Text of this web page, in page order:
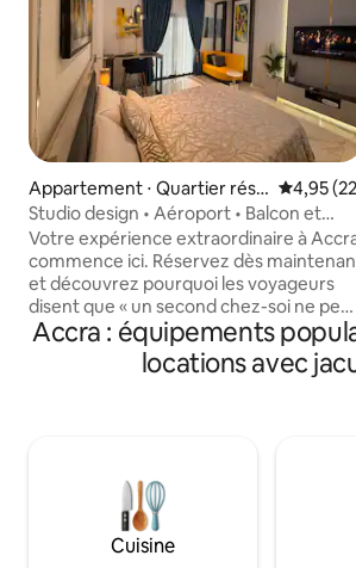
Appartement ⋅ Quartier rési
dentiel de l'aéroport
4,95
Studio design • Aéroport • Balcon et
hôtel de luxe
Votre expérience extraordinaire à
commence ici. Réservez dès
et découvrez pourquoi les voyageurs
disent que « un second chez-soi ne peut
être que mieux ». Accès à la piscine sur
le toit et à la salle de sport. Cet élégant
logement situé dans le quartier
Wi-Fi rapide, d'une climatisation fraîche,
d'une kitchenette et d'un balcon calme.
Marchez en toute sécurité jusqu'à
Airport City, aux restaurants, aux
Accra : équipements
locations avec
Cuisine